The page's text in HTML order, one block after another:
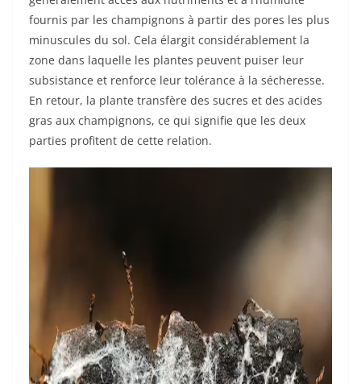
fournis par les champignons à partir des pores les plus
minuscules du sol. Cela élargit considérablement la
zone dans laquelle les plantes peuvent puiser leur
subsistance et renforce leur tolérance à la sécheresse.
En retour, la plante transfère des sucres et des acides
gras aux champignons, ce qui signifie que les deux
parties profitent de cette relation.